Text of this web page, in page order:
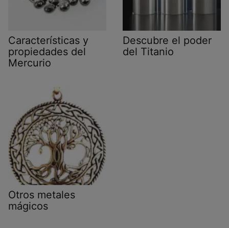
Características y
propiedades del
Mercurio
Descubre el poder
del Titanio
Otros metales
mágicos